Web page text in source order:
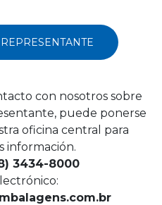
con nosotros sobre
puede ponerse
oficina central para
información.
3434-8000